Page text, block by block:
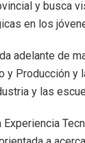
y busca
en los
adelante de
y Producción y
y las